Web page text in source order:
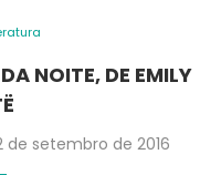
NOITE, DE EMILY
de setembro de 2016